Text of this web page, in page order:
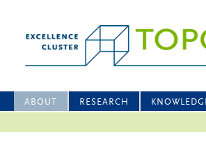
ABOUT RESEARCH